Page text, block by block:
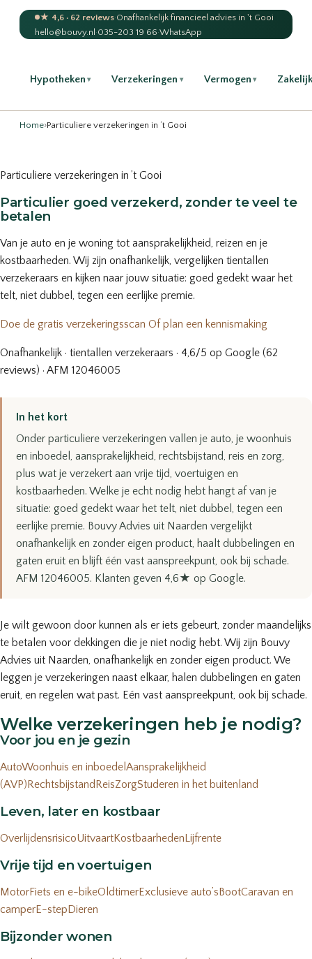
★ 4,6 · 62 reviews·Onafhankelijk financieel advies in 't Gooi
hello@bouvy.nl·035-203 19 66·WhatsApp
Hypotheken ▾ Verzekeringen ▾ Vermogen ▾
Home›Particuliere verzekeringen in ’t Gooi
Particuliere verzekeringen in ’t Gooi
Particulier goed verzekerd, zonder te veel te
betalen
Van je auto en je woning tot aansprakelijkheid, reizen en je
kostbaarheden. Wij zijn onafhankelijk, vergelijken tientallen
verzekeraars en kijken naar jouw situatie: goed gedekt waar het
telt, niet dubbel, tegen een eerlijke premie.
Doe de gratis verzekeringsscan Of plan een kennismaking
Onafhankelijk · tientallen verzekeraars · 4,6/5 op Google (62
reviews) · AFM 12046005
In het kort
Onder particuliere verzekeringen vallen je auto, je woonhuis
en inboedel, aansprakelijkheid, rechtsbijstand, reis en zorg,
plus wat je verzekert aan vrije tijd, voertuigen en
kostbaarheden. Welke je echt nodig hebt hangt af van je
situatie: goed gedekt waar het telt, niet dubbel, tegen een
eerlijke premie. Bouvy Advies uit Naarden vergelijkt
onafhankelijk en zonder eigen product, haalt dubbelingen en
gaten eruit en blijft één vast aanspreekpunt, ook bij schade.
AFM 12046005. Klanten geven 4,6★ op Google.
Je wilt gewoon door kunnen als er iets gebeurt, zonder maandelijks
te betalen voor dekkingen die je niet nodig hebt. Wij zijn Bouvy
Advies uit Naarden, onafhankelijk en zonder eigen product. We
leggen je verzekeringen naast elkaar, halen dubbelingen en gaten
eruit, en regelen wat past. Eén vast aanspreekpunt, ook bij schade.
Welke verzekeringen heb je nodig?
Voor jou en je gezin
AutoWoonhuis en inboedel Aansprakelijkheid
(AVP)RechtsbijstandReisZorgStuderen in het buitenland
Leven, later en kostbaar
OverlijdensrisicoUitvaartKostbaarhedenLijfrente
Vrije tijd en voertuigen
MotorFiets en e-bikeOldtimerExclusieve auto’sBootCaravan en
camperE-stepDieren
Bijzonder wonen